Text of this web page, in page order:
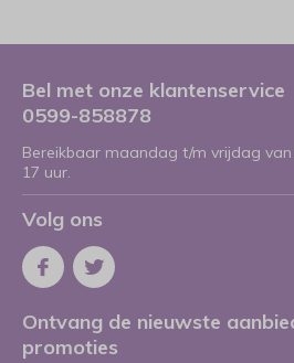
Bel met onze klantenservice
0599-858878
Bereikbaar maandag t/m vrijdag
17 uur.
Volg ons
Ontvang de nieuwste
promoties